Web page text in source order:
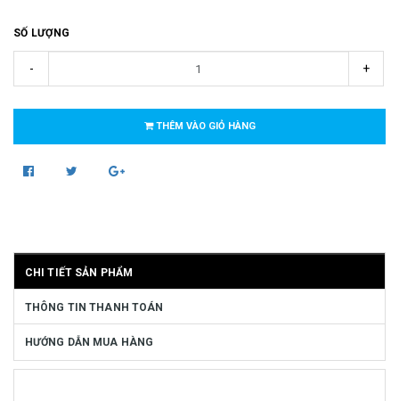
SỐ LƯỢNG
- +
THÊM VÀO GIỎ HÀNG
CHI TIẾT SẢN PHẨM
THÔNG TIN THANH TOÁN
HƯỚNG DẪN MUA HÀNG